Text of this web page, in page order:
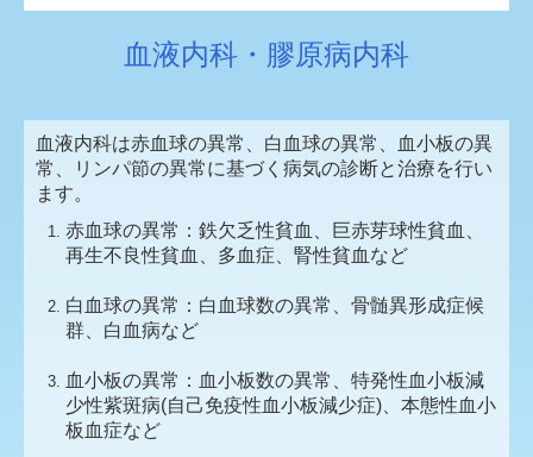
地図、交通案内
個人情報保護方針血液内科・膠原病内科
血液内科は赤血球の異常、白血球の異常、血小板の異
常、リンパ節の異常に基づく病気の診断と治療を行い
ます。
赤血球の異常：鉄欠乏性貧血、巨赤芽球性貧血、
再生不良性貧血、多血症、腎性貧血など
白血球の異常：白血球数の異常、骨髄異形成症候
群、白血病など
血小板の異常：血小板数の異常、特発性血小板減
少性紫斑病(自己免疫性血小板減少症)、本態性血小
板血症など